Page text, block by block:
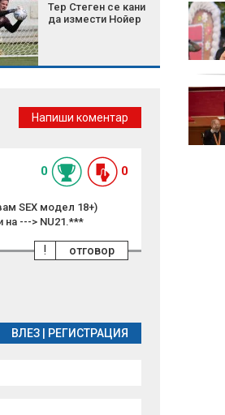
Тер Стеген се кани
да измести Нойер
Късна емисия
система за откриване
на терористични
Напиши коментар
0 0
SEX модел 18+)
на ---> NU21.***
отговор
!
ВЛЕЗ РЕГИСТРАЦИЯ